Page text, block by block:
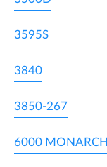
3595S
3840
3850-267
6000 MONARCH